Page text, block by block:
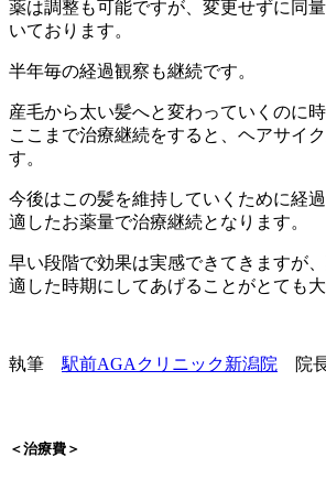
薬は調整も可能ですが、変更せずに同
いております。
半年毎の経過観察も継続です。
産毛から太い髪へと変わっていくのに
ここまで治療継続をすると、ヘアサイ
す。
今後はこの髪を維持していくために経
適したお薬量で治療継続となります。
早い段階で効果は実感できてきますが
適した時期にしてあげることがとても大
執筆駅前AGAクリニック新潟院 院
＜治療費＞